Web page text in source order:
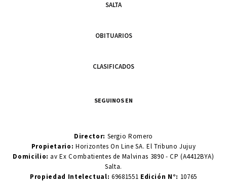
SALTA
OBITUARIOS
CLASIFICADOS
SEGUINOS EN
Director: Sergio Romero
Propietario:Horizontes On Line SA. El Tribuno Jujuy
Domicilio: av Ex Combatientes de Malvinas 3890 - CP (A4412BYA)
Salta.
Propiedad Intelectual: 69681551 Edición N°: 10765